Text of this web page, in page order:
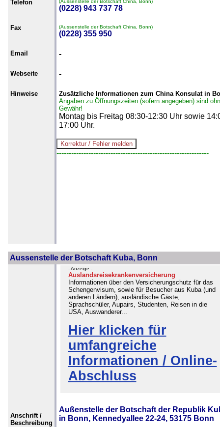
Telefon (Aussenstelle der Botschaft China, Bonn)
(0228) 943 737 78
Fax (Aussenstelle der Botschaft China, Bonn)
(0228) 355 950
Email -
Webseite -
Hinweise
Zusätzliche Informationen zum China Konsulat in
Angaben zu Öffnungszeiten (sofern angegeben) sind
Gewähr!
Montag bis Freitag 08:30-12:30 Uhr sowie
17:00 Uhr.
--------------------------------------------------------------
Aussenstelle der Botschaft Kuba, Bonn
- Anzeige -
Auslandsreisekrankenversicherung
Informationen über den Versicherungschutz für das
Schengenvisum, sowie für Besucher aus Kuba (und
anderen Ländern), ausländische Gäste,
Sprachschüler, Aupairs, Studenten, Reisen in die
USA, Auswanderer...
Hier klicken für
umfangreiche
Informationen / Online-
Abschluss
Anschrift /
Beschreibung
Außenstelle der Botschaft der Republik
in Bonn, Kennedyallee 22-24, 53175 Bonn